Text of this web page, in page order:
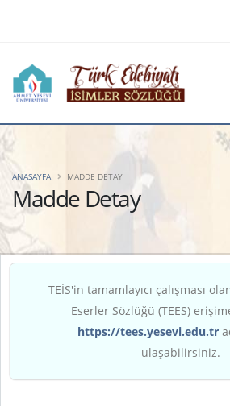
Madde Detay
ANASAYFA MADDE DETAY
TEİS'in tamamlayıcı çalışması
Eserler Sözlüğü (TEES)
https://tees.yesevi.edu.tr
ulaşabilirsiniz.